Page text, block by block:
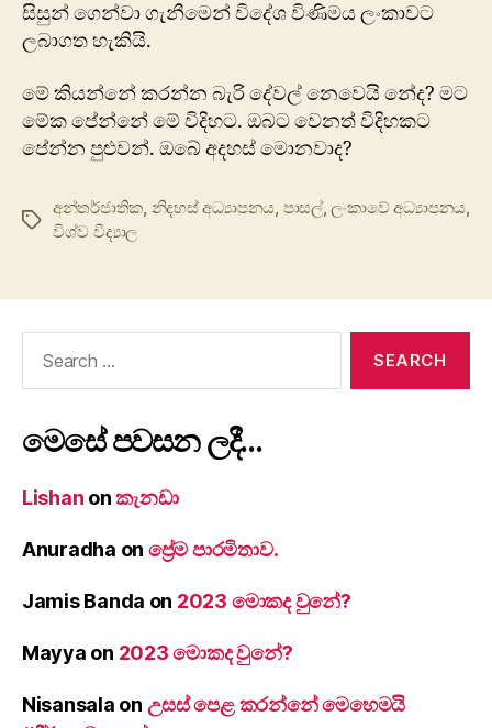
සිසුන් ගෙන්වා ගැනීමෙන් විදේශ විණිමය ලංකාවට
ලබාගත හැකියි.
මේ කියන්නේ කරන්න බැරි දේවල් නෙවෙයි නේද? මට
මේක පේන්නේ මේ විදිහට. ඔබට වෙනත් විදිහකට
පේන්න පුළුවන්. ඔබේ අදහස් මොනවාද?
Tags
අන්තර්ජාතික නිදහස් අධ්‍යාපනය පාසල්,ලංකාවේ අධ්‍යාපනය
විශ්ව විද්‍යාල
මෙසේ පවසන ලදී…
Lishan onකැනඩා
Anuradha on ප්‍රේම පාරමිතාව.
Jamis Banda on 2023 මොකද වුනේ?
Mayya on 2023 මොකද වුනේ?
Nisansala on උසස් පෙළ කරන්නේ මෙහෙමයි